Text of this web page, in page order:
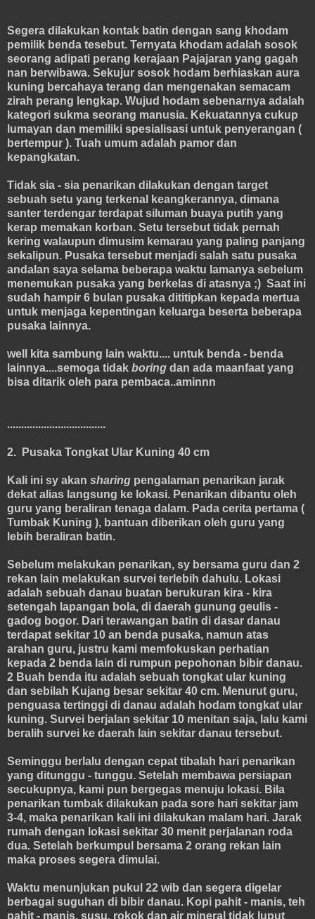
Segera dilakukan kontak batin dengan sang khodam
pemilik benda tesebut. Ternyata khodam adalah sosok
seorang adipati perang kerajaan Pajajaran yang gagah
nan berwibawa. Sekujur sosok hodam berhiaskan aura
kuning bercahaya terang dan mengenakan semacam
zirah perang lengkap. Wujud hodam sebenarnya adalah
kategori sukma seorang manusia. Kekuatannya cukup
lumayan dan memiliki spesialisasi untuk penyerangan (
bertempur ). Tuah umum adalah pamor dan
kepangkatan.
Tidak sia - sia penarikan dilakukan dengan target
sebuah setu yang terkenal keangkerannya, dimana
santer terdengar terdapat siluman buaya putih yang
kerap memakan korban. Setu tersebut tidak pernah
kering walaupun dimusim kemarau yang paling panjang
sekalipun. Pusaka tersebut menjadi salah satu pusaka
andalan saya selama beberapa waktu lamanya sebelum
menemukan pusaka yang berkelas di atasnya ;) Saat ini
sudah hampir 6 bulan pusaka dititipkan kepada mertua
untuk menjaga kepentingan keluarga beserta beberapa
pusaka lainnya.
well kita sambung lain waktu.... untuk benda - benda
lainnya....semoga tidak boring dan ada maanfaat yang
bisa ditarik oleh para pembaca..aminnn
...................................
2. Pusaka Tongkat Ular Kuning 40 cm
Kali ini sy akan sharing pengalaman penarikan jarak
dekat alias langsung ke lokasi. Penarikan dibantu oleh
guru yang beraliran tenaga dalam. Pada cerita pertama (
Tumbak Kuning ), bantuan diberikan oleh guru yang
lebih beraliran batin.
Sebelum melakukan penarikan, sy bersama guru dan 2
rekan lain melakukan survei terlebih dahulu. Lokasi
adalah sebuah danau buatan berukuran kira - kira
setengah lapangan bola, di daerah gunung geulis -
gadog bogor. Dari terawangan batin di dasar danau
terdapat sekitar 10 an benda pusaka, namun atas
arahan guru, justru kami memfokuskan perhatian
kepada 2 benda lain di rumpun pepohonan bibir danau.
2 Buah benda itu adalah sebuah tongkat ular kuning
dan sebilah Kujang besar sekitar 40 cm. Menurut guru,
penguasa tertinggi di danau adalah hodam tongkat ular
kuning. Survei berjalan sekitar 10 menitan saja, lalu kami
beralih survei ke daerah lain sekitar danau tersebut.
Seminggu berlalu dengan cepat tibalah hari penarikan
yang ditunggu - tunggu. Setelah membawa persiapan
secukupnya, kami pun bergegas menuju lokasi. Bila
penarikan tumbak dilakukan pada sore hari sekitar jam
3-4, maka penarikan kali ini dilakukan malam hari. Jarak
rumah dengan lokasi sekitar 30 menit perjalanan roda
dua. Setelah berkumpul bersama 2 orang rekan lain
maka proses segera dimulai.
Waktu menunjukan pukul 22 wib dan segera digelar
berbagai suguhan di bibir danau. Kopi pahit - manis, teh
pahit - manis, susu, rokok dan air mineral tidak luput